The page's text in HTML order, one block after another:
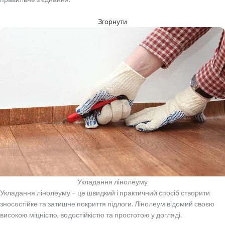
Згорнути
Укладання лінолеуму
Укладання лінолеуму – це швидкий і практичний спосіб створити
зносостійке та затишне покриття підлоги. Лінолеум відомий своєю
високою міцністю, водостійкістю та простотою у догляді.